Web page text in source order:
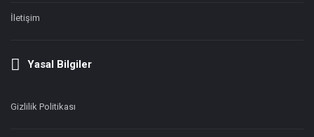
İletişim
Yasal Bilgiler
Gizlilik Politikası